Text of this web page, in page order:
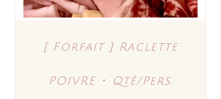
[ Forfait ] Raclette
POIVRE ･ Qté/Pers.